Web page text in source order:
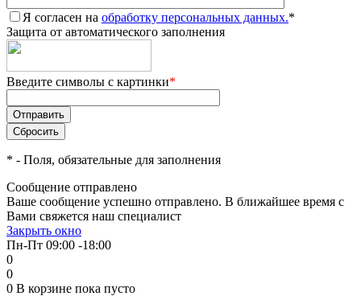
Я согласен на обработку персональных данных.*
Защита от автоматического заполнения
Введите символы с картинки*
* - Поля, обязательные для заполнения
Сообщение отправлено
Ваше сообщение успешно отправлено. В ближайшее время с
Вами свяжется наш специалист
Закрыть окно
Пн-Пт 09:00 -18:00
0
0
0 В корзине пока пусто